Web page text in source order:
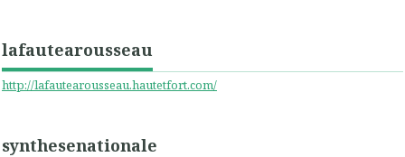
lafautearousseau
http://lafautearousseau.hautetfort.com/
synthesenationale